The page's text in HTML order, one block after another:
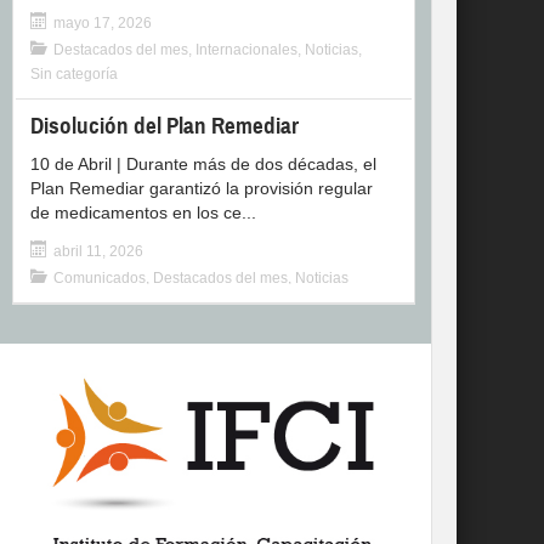
mayo 17, 2026
Destacados del mes, Internacionales, Noticias,
Sin categoría
Disolución del Plan Remediar
10 de Abril | Durante más de dos décadas, el
Plan Remediar garantizó la provisión regular
de medicamentos en los ce...
abril 11, 2026
Comunicados, Destacados del mes, Noticias